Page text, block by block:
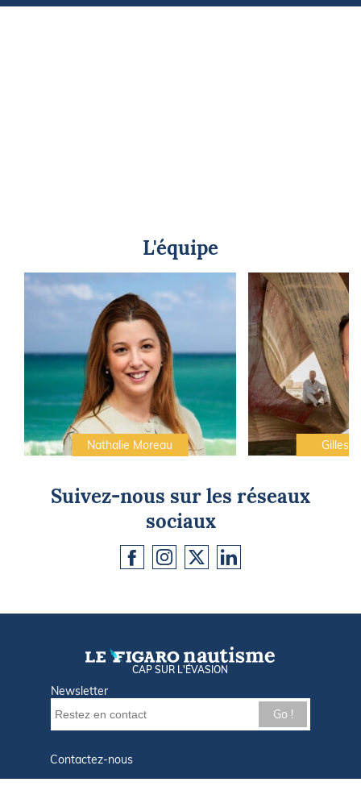
L'équipe
Nathalie Moreau Gilles
Suivez-nous sur les réseaux
sociaux
CAP SUR L'ÉVASION
Newsletter
Go !
Contactez-nous